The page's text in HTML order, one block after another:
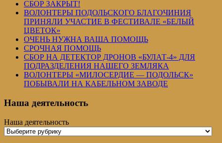
СБОР ЗАКРЫТ!
ВОЛОНТЕРЫ ПОДОЛЬСКОГО БЛАГОЧИНИЯ
ПРИНЯЛИ УЧАСТИЕ В ФЕСТИВАЛЕ «БЕЛЫЙ
ЦВЕТОК»
ОЧЕНЬ НУЖНА ВАША ПОМОЩЬ
СРОЧНАЯ ПОМОЩЬ
СБОР НА ДЕТЕКТОР ДРОНОВ «БУЛАТ-4» ДЛЯ
ПОДРАЗДЕЛЕНИЯ НАШЕГО ЗЕМЛЯКА
ВОЛОНТЕРЫ «МИЛОСЕРДИЕ — ПОДОЛЬСК»
ПОБЫВАЛИ НА КАБЕЛЬНОМ ЗАВОДЕ
Наша деятельность
Наша деятельность